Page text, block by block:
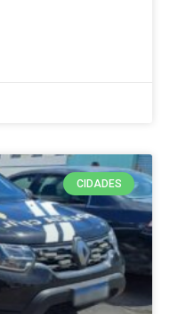
CIDADES